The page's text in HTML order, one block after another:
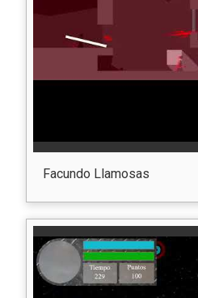
Facundo Llamosas